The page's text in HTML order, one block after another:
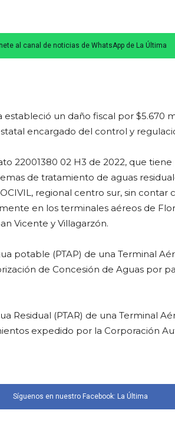
al canal de noticias de WhatsApp de La Última
un daño fiscal por $5.670
encargado del control y
22001380 02 H3 de 2022, que
de tratamiento de aguas
regional centro sur, sin contar
en los terminales aéreos de
Vicente y Villagarzón.
potable (PTAP) de una Terminal
de Concesión de Aguas por
Residual (PTAR) de una Terminal
expedido por la Corporación
Síguenos en nuestro Facebook: La Última